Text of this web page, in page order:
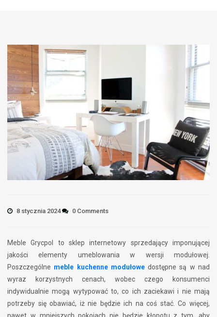
8 stycznia 2024 0 Comments
Meble Grycpol to sklep internetowy sprzedający imponującej
jakości elementy umeblowania w wersji modułowej.
Poszczególne meble kuchenne modułowedostępne są w nad
wyraz korzystnych cenach, wobec czego konsumenci
indywidualnie mogą wytypować to, co ich zaciekawi i nie mają
potrzeby się obawiać, iż nie będzie ich na coś stać. Co więcej,
nawet w mniejszych pokojach nie będzie kłopotu z tym, aby